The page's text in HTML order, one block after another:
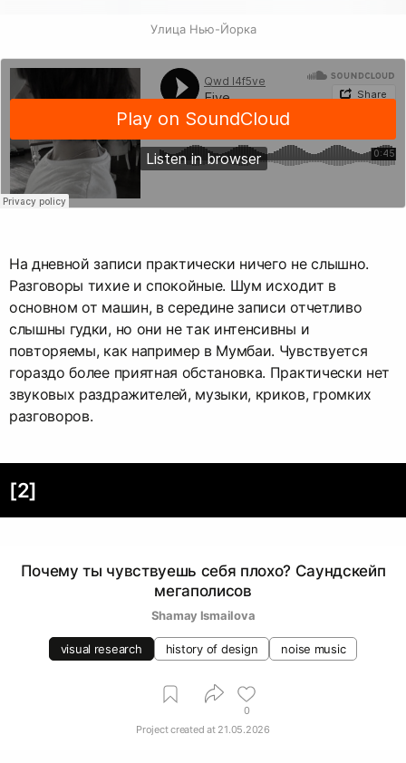
Улица Нью-Йорка
На дневной записи практически ничего не слышно.
Разговоры тихие и спокойные. Шум исходит в
основном от машин, в середине записи отчетливо
слышны гудки, но они не так интенсивны и
повторяемы, как например в Мумбаи. Чувствуется
гораздо более приятная обстановка. Практически нет
звуковых раздражителей, музыки, криков, громких
разговоров.
[2]
Почему ты чувствуешь себя плохо? Саундскейп
мегаполисов
Shamay Ismailova
visual research history of design noise music
0
Project created at 21.05.2026